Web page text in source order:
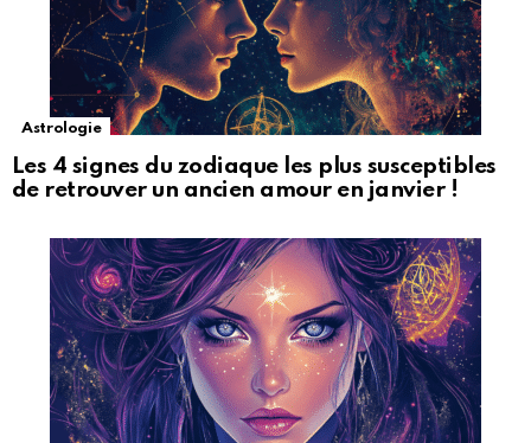
Astrologie
Les 4 signes du zodiaque les plus susceptibles
de retrouver un ancien amour en janvier !